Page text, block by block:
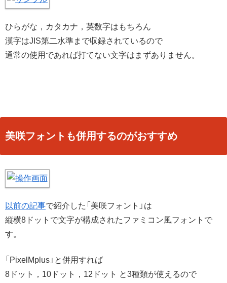
ひらがな，カタカナ，英数字はもちろん
漢字はJIS第二水準まで収録されているので
通常の使用であれば打てない文字はまずありません。
美咲フォントも併用するのがおすすめ
以前の記事で紹介した「美咲フォント」は
縦横8ドットで文字が構成されたファミコン風フォントで
す。
「PixelMplus」と併用すれば
8ドット，10ドット，12ドット と3種類が使えるので